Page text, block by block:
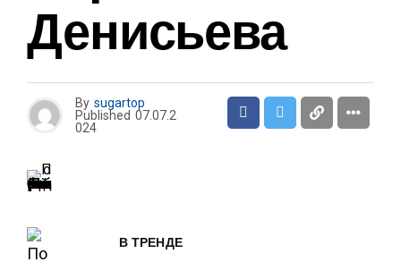
Денисьева
By sugartop
Published 07.07.2
024
В ТРЕНДЕ